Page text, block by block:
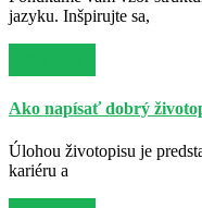
jazyku. Inšpirujte sa,
Ako napísať dobrý
Úlohou životopisu je
kariéru a